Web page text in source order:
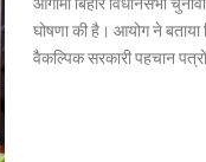
आगामी बिहार विधानसभा
घोषणा की है। आयोग ने
वैकल्पिक सरकारी पहचान